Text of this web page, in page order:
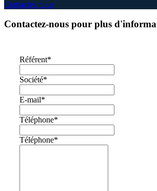
Contactez nous
Contactez-nous pour plus
Référent*
Société*
E-mail*
Téléphone*
Téléphone*